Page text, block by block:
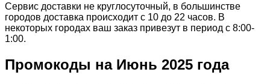
Сервис доставки не круглосуточный, в большинстве
городов доставка происходит с 10 до 22 часов. В
некоторых городах ваш заказ привезут в период с 8:00-
1:00.
Промокоды на Июнь 2025 года